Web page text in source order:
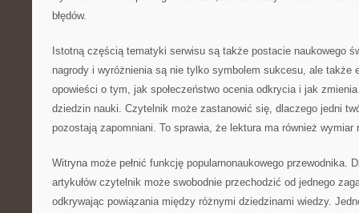
błędów.
Istotną częścią tematyki serwisu są także postacie naukowego
nagrody i wyróżnienia są nie tylko symbolem sukcesu, ale także
opowieści o tym, jak społeczeństwo ocenia odkrycia i jak
dziedzin nauki. Czytelnik może zastanowić się, dlaczego jedni
pozostają zapomniani. To sprawia, że lektura ma również wymiar
Witryna może pełnić funkcję popularnonaukowego przewodnika.
artykułów czytelnik może swobodnie przechodzić od jednego
odkrywając powiązania między różnymi dziedzinami wiedzy.